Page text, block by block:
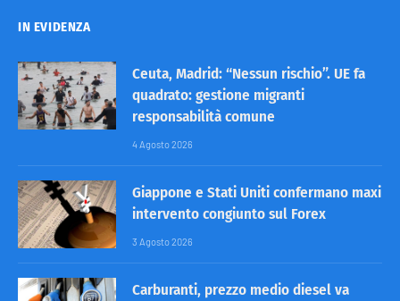
IN EVIDENZA
Ceuta, Madrid: “Nessun rischio”. UE fa
quadrato: gestione migranti
responsabilità comune
4 Agosto 2026
Giappone e Stati Uniti confermano maxi
intervento congiunto sul Forex
3 Agosto 2026
Carburanti, prezzo medio diesel va